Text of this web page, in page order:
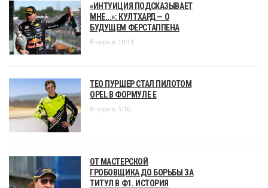
«ИНТУИЦИЯ ПОДСКАЗЫВАЕТ
МНЕ...»: КУЛТХАРД — О
БУДУЩЕМ ФЕРСТАППЕНА
Вчера в 10:11
ТЕО ПУРШЕР СТАЛ ПИЛОТОМ
OPEL В ФОРМУЛЕ Е
Вчера в 9:10
ОТ МАСТЕРСКОЙ
ГРОБОВЩИКА ДО БОРЬБЫ ЗА
ТИТУЛ В Ф1. ИСТОРИЯ